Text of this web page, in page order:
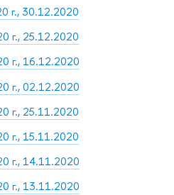
г., 30.12.2020
г., 25.12.2020
г., 16.12.2020
г., 02.12.2020
г., 25.11.2020
г., 15.11.2020
г., 14.11.2020
г., 13.11.2020